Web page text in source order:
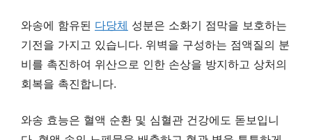
와송에 함유된 다당체 성분은 소화기 점막을 보호하는
기전을 가지고 있습니다. 위벽을 구성하는 점액질의 분
비를 촉진하여 위산으로 인한 손상을 방지하고 상처의
회복을 촉진합니다.
와송 효능은 혈액 순환 및 심혈관 건강에도 돋보입니